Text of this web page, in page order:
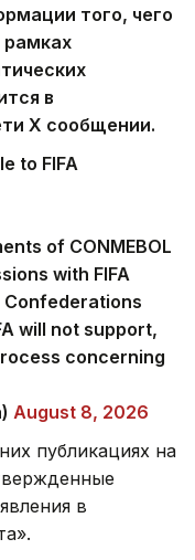
того, чего
рамках
в
Х сообщении.
to FIFA
of CONMEBOL
with FIFA
Confederations
will not support,
concerning
August 8, 2026
публикациях на
в